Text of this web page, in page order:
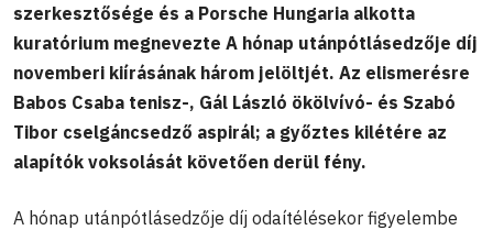
szerkesztősége és a Porsche Hungaria alkotta
kuratórium megnevezte A hónap utánpótlásedzője díj
novemberi kiírásának három jelöltjét. Az elismerésre
Babos Csaba tenisz-, Gál László ökölvívó- és Szabó
Tibor cselgáncsedző aspirál; a győztes kilétére az
alapítók voksolását követően derül fény.
A hónap utánpótlásedzője díj odaítélésekor figyelembe